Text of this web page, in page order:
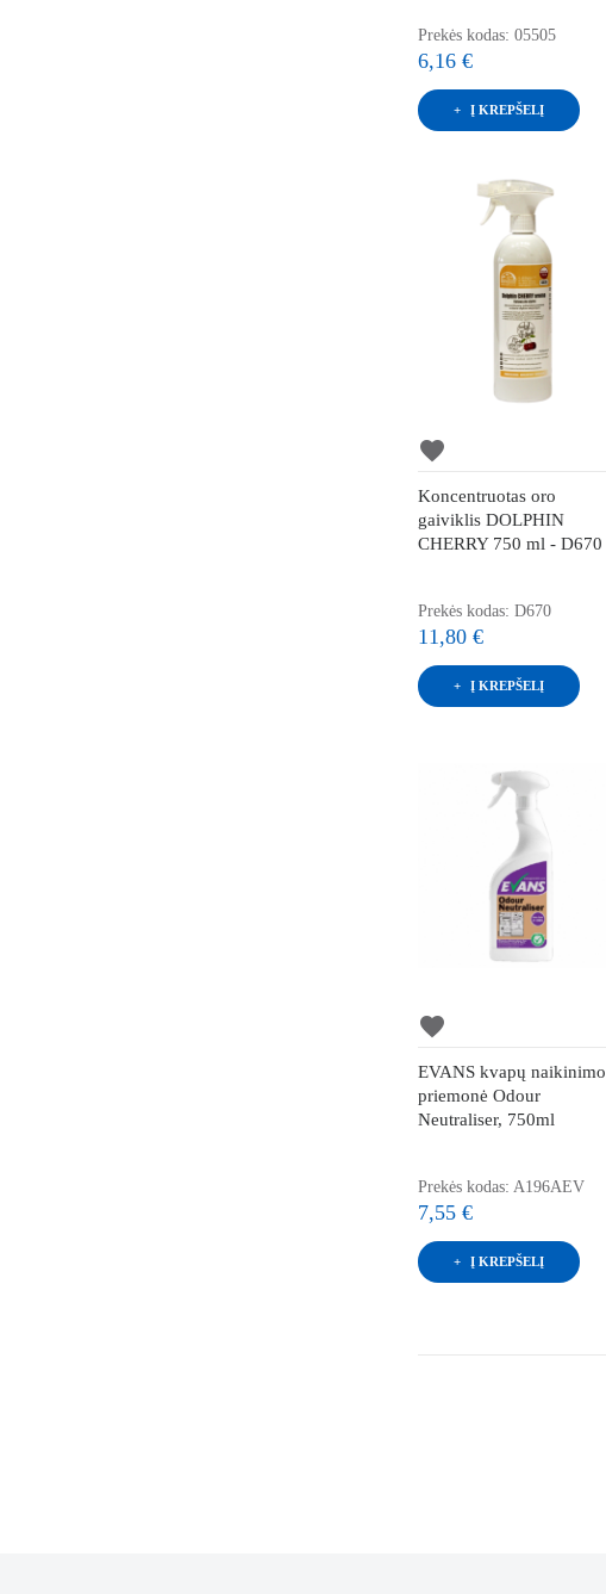
Prekės kodas: 05505
6,16 €
Į KREPŠELĮ
favorite
Koncentruotas oro
gaiviklis DOLPHIN
CHERRY 750 ml - D670
Prekės kodas: D670
11,80 €
Į KREPŠELĮ
favorite
EVANS kvapų naikinimo
priemonė Odour
Neutraliser, 750ml
Prekės kodas: A196AEV
7,55 €
Į KREPŠELĮ